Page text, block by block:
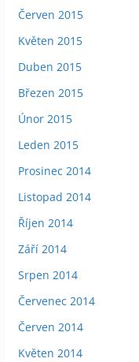
Červen 2015
Květen 2015
Duben 2015
Březen 2015
Únor 2015
Leden 2015
Prosinec 2014
Listopad 2014
Říjen 2014
Září 2014
Srpen 2014
Červenec 2014
Červen 2014
Květen 2014